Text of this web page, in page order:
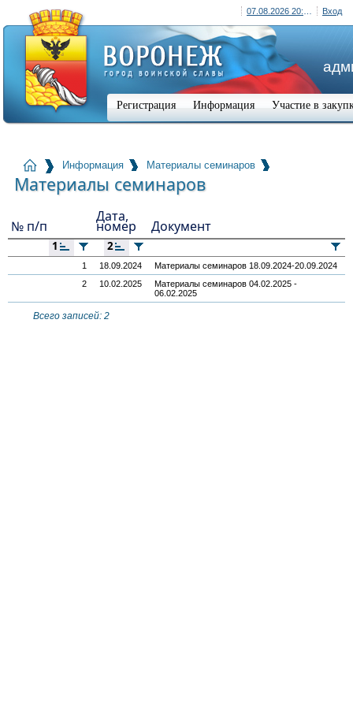
Вход
Регистрация Информация Участие в
Информация Материалы семинаров
Материалы семинаров
№ п/п
Дата,
номер Документ
1 2
1 18.09.2024
Материалы семинаров 18.09.2024-20.09.2024
2
10.02.2025
Материалы семинаров 04.02.2025 -
06.02.2025
Всего записей: 2